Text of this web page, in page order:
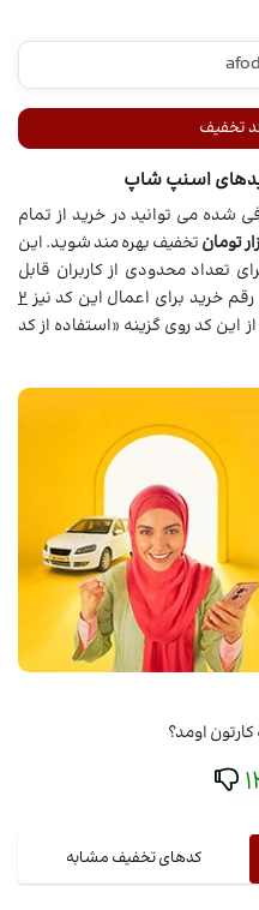
تخفیف
شده می توانید در خرید از تمام
تخفیف بهره مند شوید. این
تعداد محدودی از کاربران قابل
خرید برای اعمال این کد نیز2
این کد روی گزینه «استفاده از کد
اومد؟
کدهای تخفیف مشابه